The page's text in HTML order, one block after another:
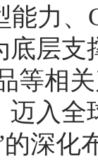
能力
底层
等相
入全
的深化